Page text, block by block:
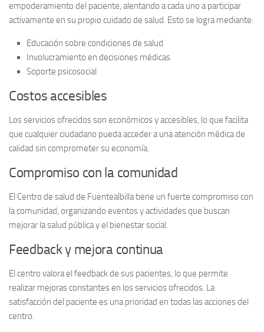
empoderamiento del paciente, alentando a cada uno a participar
activamente en su propio cuidado de salud. Esto se logra mediante:
Educación sobre condiciones de salud
Involucramiento en decisiones médicas
Soporte psicosocial
Costos accesibles
Los servicios ofrecidos son económicos y accesibles, lo que facilita
que cualquier ciudadano pueda acceder a una atención médica de
calidad sin comprometer su economía.
Compromiso con la comunidad
El Centro de salud de Fuentealbilla tiene un fuerte compromiso con
la comunidad, organizando eventos y actividades que buscan
mejorar la salud pública y el bienestar social.
Feedback y mejora continua
El centro valora el feedback de sus pacientes, lo que permite
realizar mejoras constantes en los servicios ofrecidos. La
satisfacción del paciente es una prioridad en todas las acciones del
centro.